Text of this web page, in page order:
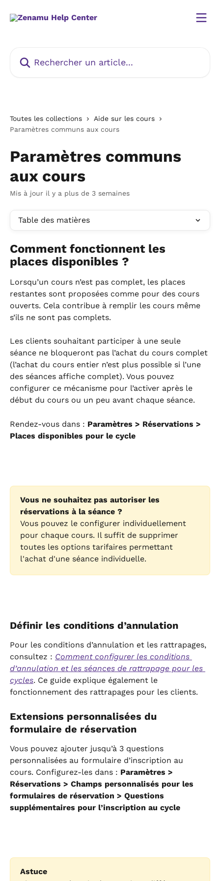
Toutes les collections
Aide sur les cours
Paramètres communs aux cours
Paramètres communs
aux cours
Mis à jour il y a plus de 3 semaines
Table des matières
Comment fonctionnent les
places disponibles ?
Lorsqu’un cours n’est pas complet, les places
restantes sont proposées comme pour des cours
ouverts. Cela contribue à remplir les cours même
s’ils ne sont pas complets.
Les clients souhaitant participer à une seule
séance ne bloqueront pas l’achat du cours complet
(l’achat du cours entier n’est plus possible si l’une
des séances affiche complet). Vous pouvez
configurer ce mécanisme pour l’activer après le
début du cours ou un peu avant chaque séance.
Rendez-vous dans : Paramètres > Réservations >
Places disponibles pour le cycle
Vous ne souhaitez pas autoriser les
réservations à la séance ?
Vous pouvez le configurer individuellement
pour chaque cours. Il suffit de supprimer
toutes les options tarifaires permettant
l'achat d'une séance individuelle.
Définir les conditions d’annulation
Pour les conditions d’annulation et les rattrapages,
consultez : Comment configurer les conditions
d’annulation et les séances de rattrapage pour les
cycles. Ce guide explique également le
fonctionnement des rattrapages pour les clients.
Extensions personnalisées du
formulaire de réservation
Vous pouvez ajouter jusqu’à 3 questions
personnalisées au formulaire d’inscription au
cours. Configurez-les dans : Paramètres >
Réservations > Champs personnalisés pour les
formulaires de réservation > Questions
supplémentaires pour l’inscription au cycle
Astuce